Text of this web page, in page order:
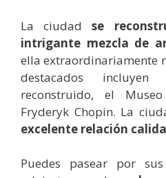
La ciudadse
intrigante mezcla de
ella extraordinariamente
destacados
reconstruido, el
Fryderyk Chopin. La
excelente relación
Puedes pasear por sus